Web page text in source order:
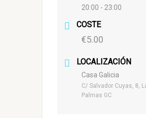
20:00 - 23:00
COSTE
€5.00
LOCALIZACIÓN
Casa Galicia
C/ Salvador Cuyas, 8,
Palmas GC